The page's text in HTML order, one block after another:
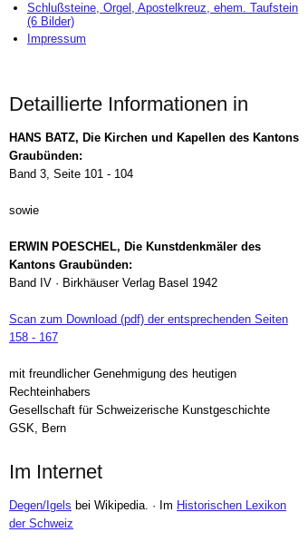
Schlußsteine, Orgel, Apostelkreuz, ehem. Taufstein
(6 Bilder)
Impressum
Detaillierte Informationen in
HANS BATZ, Die Kirchen und Kapellen des Kantons
Graubünden:
Band 3, Seite 101 - 104
sowie
ERWIN POESCHEL, Die Kunstdenkmäler des
Kantons Graubünden:
Band IV · Birkhäuser Verlag Basel 1942
Scan zum Download (pdf) der entsprechenden Seiten
158 - 167
mit freundlicher Genehmigung des heutigen
Rechteinhabers
Gesellschaft für Schweizerische Kunstgeschichte
GSK, Bern
Im Internet
Degen/Igels bei Wikipedia. · Im Historischen Lexikon
der Schweiz